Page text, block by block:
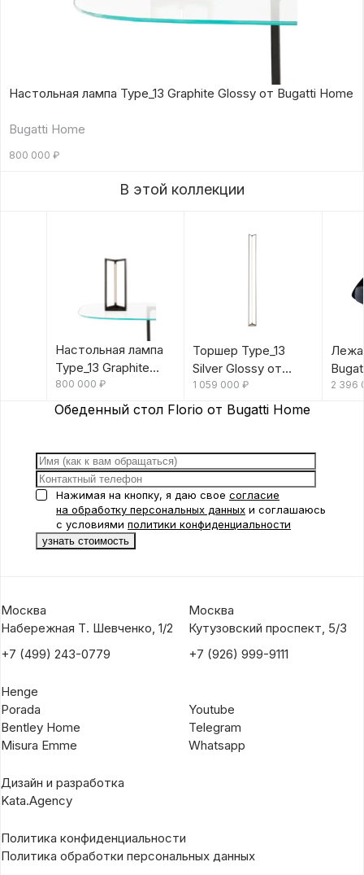
Настольная лампа Type_13 Graphite Glossy от Bugatti Home
Bugatti Home
800 000 ₽
В этой коллекции
Настольная лампа
Type_13 Graphite
Glossy от Bugatti
Home
800 000 ₽
Торшер Type_13
Silver Glossy от
Bugatti Home
1 059 000 ₽ 2 396
Обеденный стол Florio от Bugatti Home
Нажимая на кнопку, я даю свое согласие
на обработку персональных данных и соглашаюсь
с условиями политики конфиденциальности
Москва
Набережная Т. Шевченко, 1/2
+7 (499) 243-0779
Москва
Кутузовский проспект, 5/3
+7 (926) 999-9111
Henge
Porada
Bentley Home
Misura Emme
Youtube
Telegram
Whatsapp
Дизайн и разработка
Kata.Agency
Политика конфиденциальности
Политика обработки персональных данных